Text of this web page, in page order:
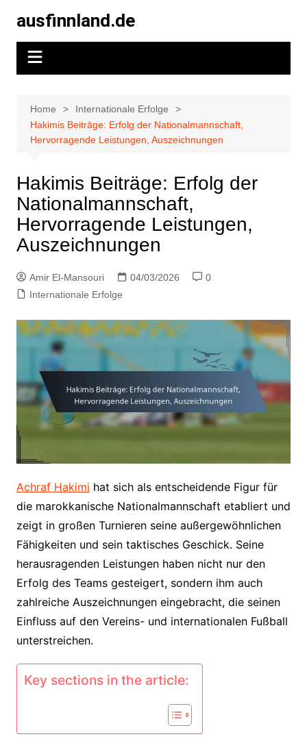
content
ausfinnland.de
Home
Internationale Erfolge
Hakimis Beiträge: Erfolg der Nationalmannschaft,
Hervorragende Leistungen, Auszeichnungen
Hakimis Beiträge: Erfolg der
Nationalmannschaft,
Hervorragende Leistungen,
Auszeichnungen
Amir El-Mansouri 04/03/2026
0
Internationale Erfolge
Achraf Hakimi hat sich als entscheidende Figur für
die marokkanische Nationalmannschaft etabliert und
zeigt in großen Turnieren seine außergewöhnlichen
Fähigkeiten und sein taktisches Geschick. Seine
herausragenden Leistungen haben nicht nur den
Erfolg des Teams gesteigert, sondern ihm auch
zahlreiche Auszeichnungen eingebracht, die seinen
Einfluss auf den Vereins- und internationalen Fußball
unterstreichen.
Key sections in the article: